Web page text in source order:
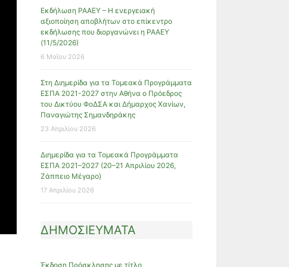
Εκδήλωση ΡΑΑΕΥ – Η ενεργειακή
αξιοποίηση αποβλήτων στο επίκεντρο
εκδήλωσης που διοργανώνει η ΡΑΑΕΥ
(11/5/2026)
6 Μαΐου 2026
Στη Διημερίδα για τα Τομεακά Προγράμματα
ΕΣΠΑ 2021-2027 στην Αθήνα ο Πρόεδρος
του Δικτύου ΦοΔΣΑ και Δήμαρχος Χανίων,
Παναγιώτης Σημανδηράκης
23 Απριλίου 2026
Διημερίδα για τα Τομεακά Προγράμματα
ΕΣΠΑ 2021–2027 (20–21 Απριλίου 2026,
Ζάππειο Μέγαρο)
17 Απριλίου 2026
ΔΗΜΟΣΙΕΥΜΑΤΑ
Έκδοση Πρόσκλησης με τίτλο